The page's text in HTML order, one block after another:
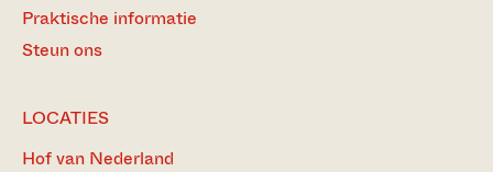
Praktische informatie
Steun ons
LOCATIES
Hof van Nederland